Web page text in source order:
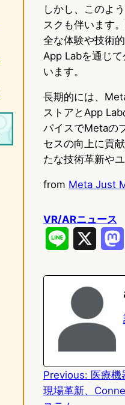
しかし、このよ
スクも伴います
全な体験や技術
App Labを通じ
います。
長期的には、
ストアとApp
バイスでMetaの
セスの向上に貢
たな技術革新や
from Meta Just
VR/ARニュース
e
Previous: 医療機
現場革新、